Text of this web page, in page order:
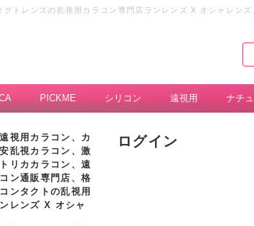
クトレンズの乱視用カラコン専門店ランレンズ X オシャレン
PICKME シリコン 遠視用 ナチ
視用カラコン、カ
乱視カラコン、激
リカカラコン、遠
ン通販専門店、格
ンタクトの乱視用
レンズ X オシャ
ログイン